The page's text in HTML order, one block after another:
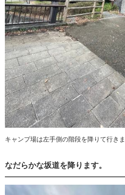
キャンプ場は左手側の階段を降りて行きま
なだらかな坂道を降ります。